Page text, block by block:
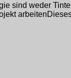
sind weder